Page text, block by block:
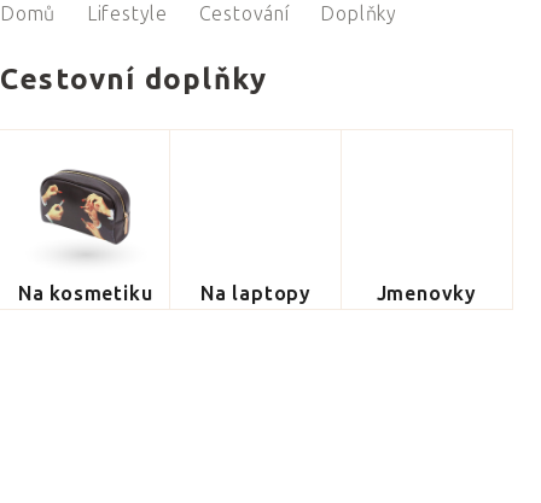
Domů Lifestyle Cestování Doplňky
Cestovní doplňky
Na kosmetiku Na laptopy Jmenovky